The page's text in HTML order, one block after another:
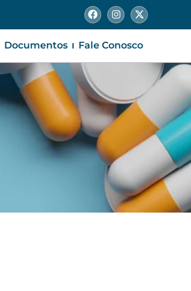
Documentos Fale Conosco